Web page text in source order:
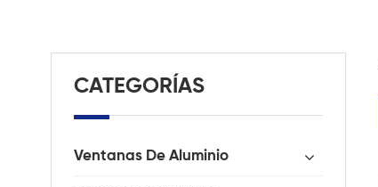
CATEGORÍAS
Ventanas De Aluminio